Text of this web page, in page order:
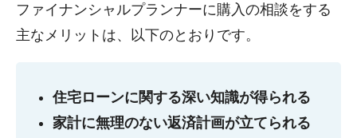
ファイナンシャルプランナーに購入の相談をする
主なメリットは、以下のとおりです。
住宅ローンに関する深い知識が得られる
家計に無理のない返済計画が立てられる